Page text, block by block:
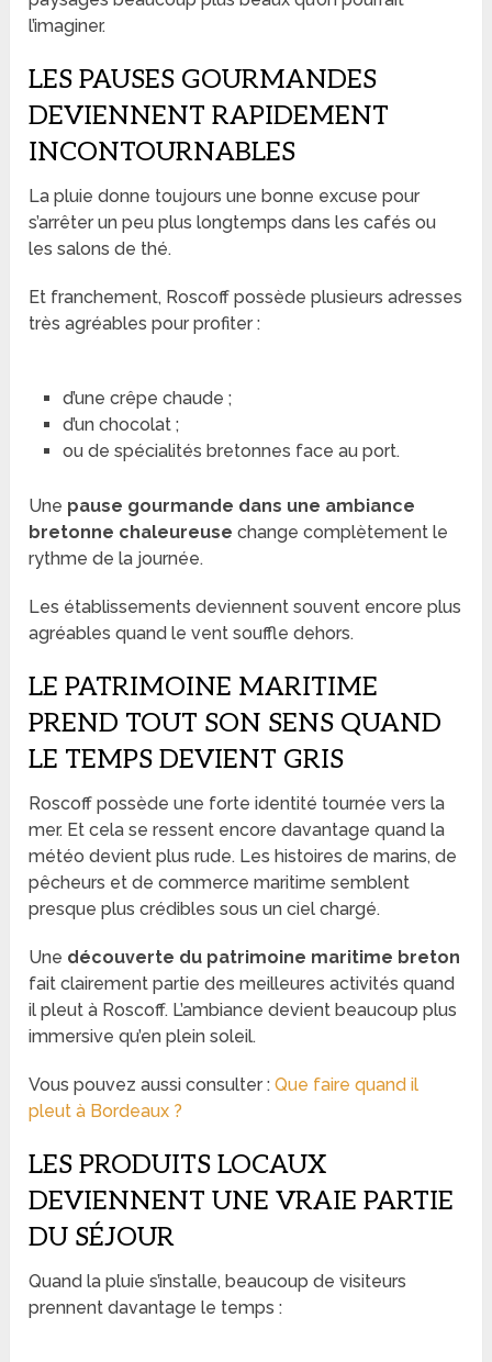
l’imaginer.
LES PAUSES GOURMANDES
DEVIENNENT RAPIDEMENT
INCONTOURNABLES
La pluie donne toujours une bonne excuse pour
s’arrêter un peu plus longtemps dans les cafés ou
les salons de thé.
Et franchement, Roscoff possède plusieurs adresses
très agréables pour profiter :
d’une crêpe chaude ;
d’un chocolat ;
ou de spécialités bretonnes face au port.
Une pause gourmande dans une ambiance
bretonne chaleureuse change complètement le
rythme de la journée.
Les établissements deviennent souvent encore plus
agréables quand le vent souffle dehors.
LE PATRIMOINE MARITIME
PREND TOUT SON SENS QUAND
LE TEMPS DEVIENT GRIS
Roscoff possède une forte identité tournée vers la
mer. Et cela se ressent encore davantage quand la
météo devient plus rude. Les histoires de marins, de
pêcheurs et de commerce maritime semblent
presque plus crédibles sous un ciel chargé.
Une découverte du patrimoine maritime breton
fait clairement partie des meilleures activités quand
il pleut à Roscoff. L’ambiance devient beaucoup plus
immersive qu’en plein soleil.
Vous pouvez aussi consulter :Que faire quand il
pleut à Bordeaux ?
LES PRODUITS LOCAUX
DEVIENNENT UNE VRAIE PARTIE
DU SÉJOUR
Quand la pluie s’installe, beaucoup de visiteurs
prennent davantage le temps :